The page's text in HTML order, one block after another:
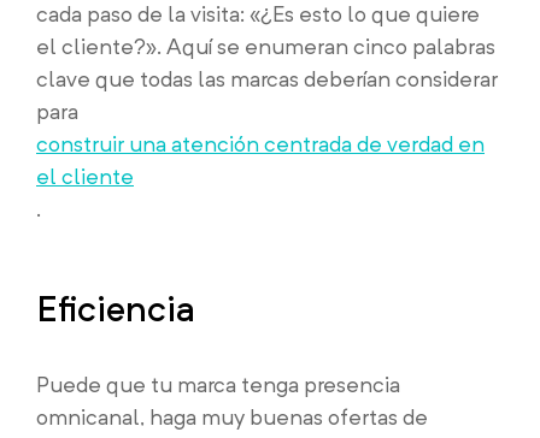
cada paso de la visita: «¿Es esto lo que quiere
el cliente?». Aquí se enumeran cinco palabras
clave que todas las marcas deberían considerar
para
construir una atención centrada de verdad en
el cliente
.
Eficiencia
Puede que tu marca tenga presencia
omnicanal, haga muy buenas ofertas de